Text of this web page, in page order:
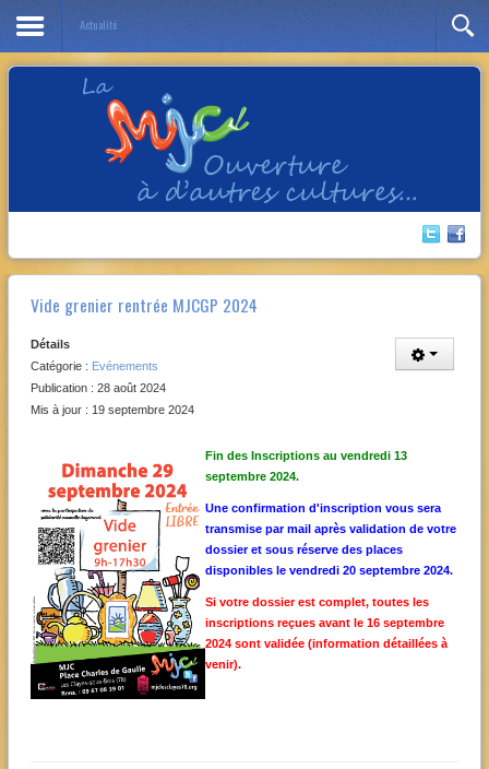
Actualité
Vide grenier rentrée MJCGP 2024
Détails
Catégorie : Evénements
Publication : 28 août 2024
Mis à jour : 19 septembre 2024
Fin des Inscriptions au vendredi 13
septembre 2024.
Une confirmation d'inscription vous sera
transmise par mail après validation de votre
dossier et sous réserve des places
disponibles le vendredi 20 septembre 2024.
Si votre dossier est complet, toutes les
inscriptions reçues avant le 16 septembre
2024 sont validée (information détaillées à
venir).